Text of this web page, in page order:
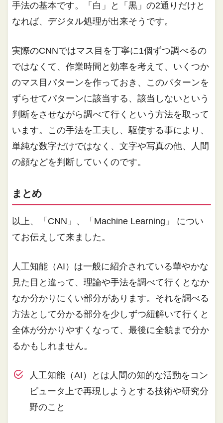
手法の基本です。「白」と「黒」の2通りだけと
なれば、デジタル処理が出来そうです。
実際のCNNではマス目を丁寧に1個ずつ調べるの
ではなくて、作業時間と効率を考えて、いくつか
のマス目パターンを作っておき、このパターンを
ずらせてパターンに該当する、該当しないという
判断をさせながら調べて行くという方法を取って
います。この手法を工夫し、駆使する事により、
単純な数字だけではなく、文字や写真の他、人間
の顔などを判断していくのです。
まとめ
以上、「CNN」、「Machine Learning」 につい
てお伝えして来ました。
人工知能（AI）は一般に紹介されている華やかな
見た目と違って、理論や手法を調べて行くとなか
なか分かりにくい部分があります。それを調べる
方法として分かる部分を少しずつ紐解いて行くと
全体が分かりやすくなって、最後に全貌まで分か
るかもしれません。
人工知能（AI）とは人間の知的な活動をコン
ピュータ上で再現しようとする技術や研究分
野のこと